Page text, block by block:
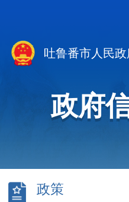
吐鲁番市人民
政府
政策